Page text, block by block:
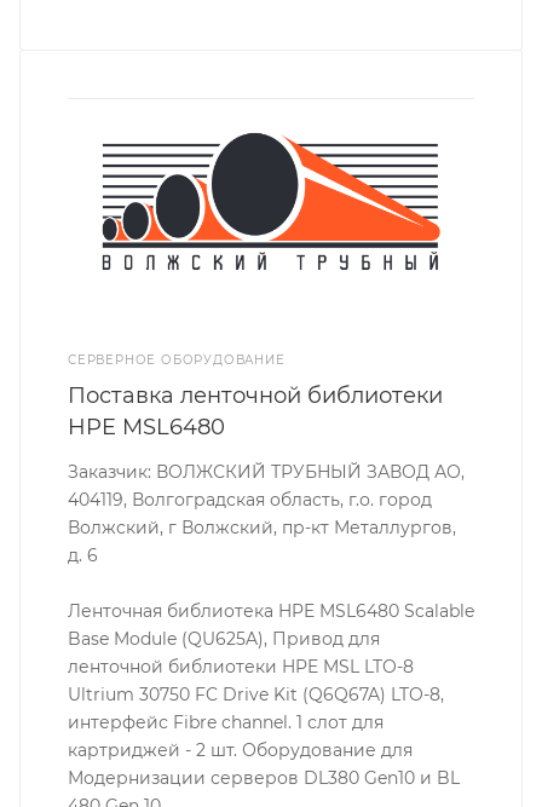
СЕРВЕРНОЕ ОБОРУДОВАНИЕ
Поставка ленточной библиотеки
HPE MSL6480
Заказчик: ВОЛЖСКИЙ ТРУБНЫЙ ЗАВОД АО,
404119, Волгоградская область, г.о. город
Волжский, г Волжский, пр-кт Металлургов,
д. 6
Ленточная библиотека HPE MSL6480 Scalable
Base Module (QU625A), Привод для
ленточной библиотеки HPE MSL LTO-8
Ultrium 30750 FC Drive Kit (Q6Q67A) LTO-8,
интерфейс Fibre channel. 1 слот для
картриджей - 2 шт. Оборудование для
Модернизации серверов DL380 Gen10 и BL